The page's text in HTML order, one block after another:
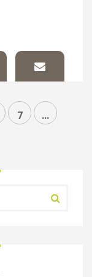
7
...